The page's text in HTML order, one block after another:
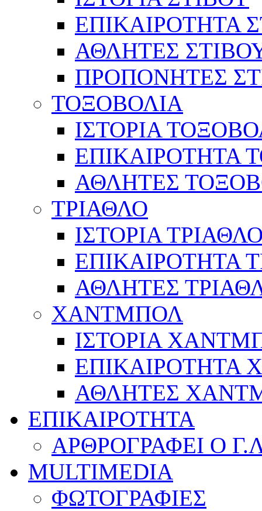
ΕΠΙΚΑΙΡΟΤΗΤΑ
ΑΘΛΗΤΕΣ
ΠΡΟΠΟΝΗΤΕΣ
ΤΟΞΟΒΟΛΙΑ
ΙΣΤΟΡΙΑ
ΕΠΙΚΑΙΡΟΤΗΤΑ
ΑΘΛΗΤΕΣ
ΤΡΙΑΘΛΟ
ΙΣΤΟΡΙΑ
ΕΠΙΚΑΙΡΟΤΗΤΑ
ΑΘΛΗΤΕΣ
ΧΑΝΤΜΠΟΛ
ΙΣΤΟΡΙΑ
ΕΠΙΚΑΙΡΟΤΗΤΑ
ΑΘΛΗΤΕΣ
ΕΠΙΚΑΙΡΟΤΗΤΑ
ΑΡΘΡΟΓΡΑΦΕΙ Ο
MULTIMEDIA
ΦΩΤΟΓΡΑΦΙΕΣ